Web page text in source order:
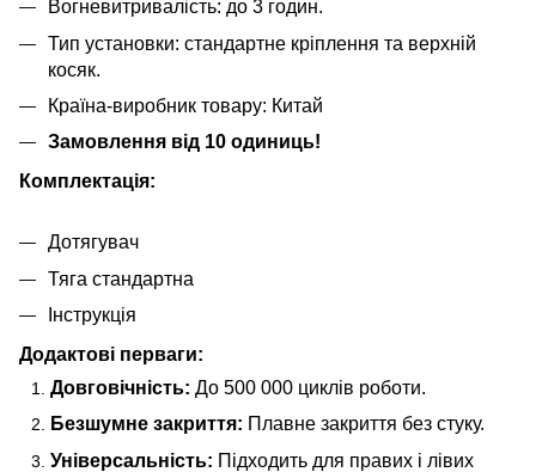
Вогневитривалість: до 3 годин.
Тип установки: стандартне кріплення та верхній
косяк.
Країна-виробник товару: Китай
Замовлення від 10 одиниць!
Комплектація:
Дотягувач
Тяга стандартна
Інструкція
Додактові перваги:
Довговічність: До 500 000 циклів роботи.
Безшумне закриття: Плавне закриття без стуку.
Універсальність: Підходить для правих і лівих